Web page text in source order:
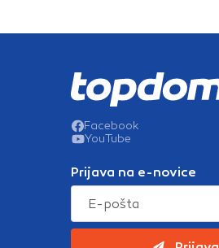
Facebook
YouTube
Prijava na e-novice